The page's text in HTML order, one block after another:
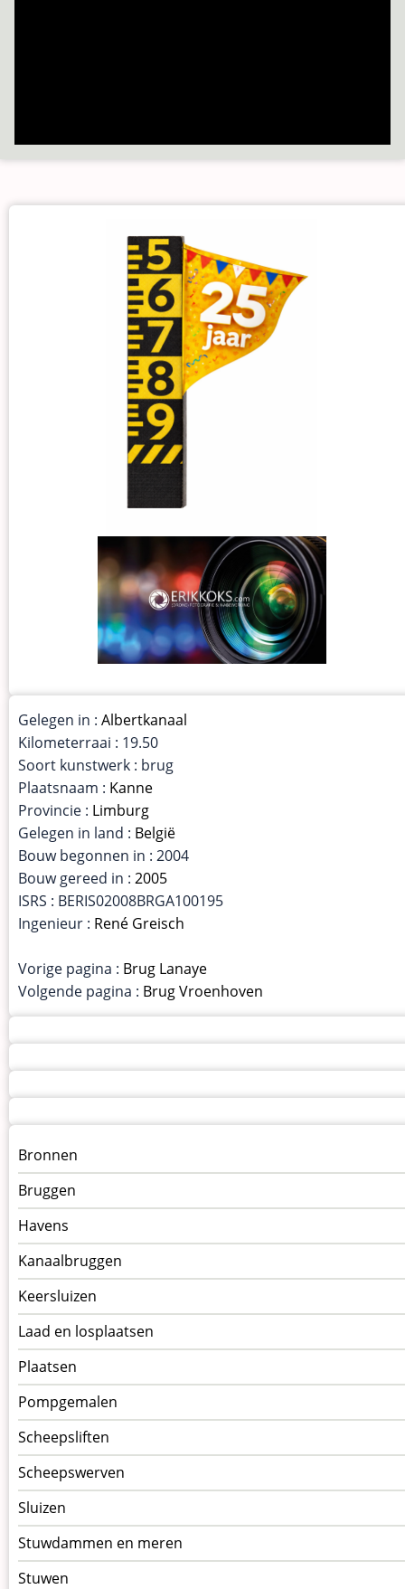
Gelegen in : Albertkanaal
Kilometerraai : 19.50
Soort kunstwerk : brug
Plaatsnaam : Kanne
Provincie : Limburg
Gelegen in land : België
Bouw begonnen in : 2004
Bouw gereed in : 2005
ISRS : BERIS02008BRGA100195
Ingenieur : René Greisch
Vorige pagina : Brug Lanaye
Volgende pagina : Brug Vroenhoven
Menu
kunstwerken
op
kunstwerkpagina
Bronnen
Bruggen
Havens
Kanaalbruggen
Keersluizen
Laad en losplaatsen
Plaatsen
Pompgemalen
Scheepsliften
Scheepswerven
Sluizen
Stuwdammen en meren
Stuwen